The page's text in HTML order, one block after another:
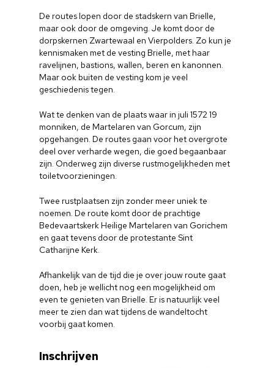
De routes lopen door de stadskern van Brielle,
maar ook door de omgeving. Je komt door de
dorpskernen Zwartewaal en Vierpolders. Zo kun je
kennismaken met de vesting Brielle, met haar
ravelijnen, bastions, wallen, beren en kanonnen.
Maar ook buiten de vesting kom je veel
geschiedenis tegen.
Wat te denken van de plaats waar in juli 1572 19
monniken, de Martelaren van Gorcum, zijn
opgehangen. De routes gaan voor het overgrote
deel over verharde wegen, die goed begaanbaar
zijn. Onderweg zijn diverse rustmogelijkheden met
toiletvoorzieningen.
Twee rustplaatsen zijn zonder meer uniek te
noemen. De route komt door de prachtige
Bedevaartskerk Heilige Martelaren van Gorichem
en gaat tevens door de protestante Sint
Catharijne Kerk.
Afhankelijk van de tijd die je over jouw route gaat
doen, heb je wellicht nog een mogelijkheid om
even te genieten van Brielle. Er is natuurlijk veel
meer te zien dan wat tijdens de wandeltocht
voorbij gaat komen.
Inschrijven